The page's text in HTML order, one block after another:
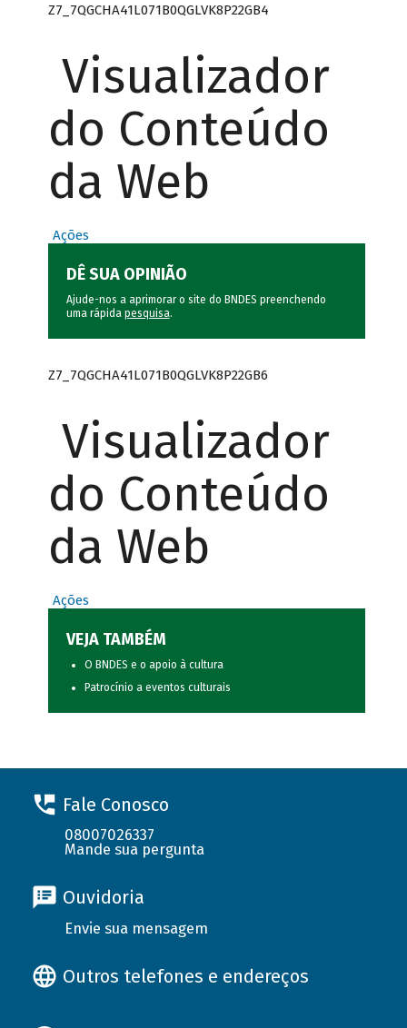
Z7_7QGCHA41L071B0QGLVK8P22GB4
Visualizador
do Conteúdo
da Web
Ações
DÊ SUA OPINIÃO
Ajude-nos a aprimorar o site do BNDES preenchendo
uma rápida pesquisa.
Z7_7QGCHA41L071B0QGLVK8P22GB6
Visualizador
do Conteúdo
da Web
Ações
VEJA TAMBÉM
O BNDES e o apoio à cultura
Patrocínio a eventos culturais
Fale Conosco
08007026337
Mande sua pergunta
Ouvidoria
Envie sua mensagem
Outros telefones e endereços